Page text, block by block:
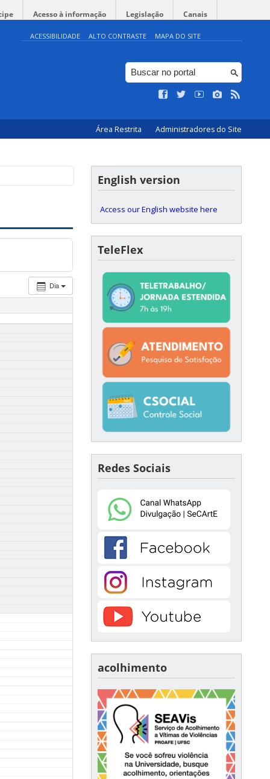
Acesso à informação Legislação Canais
ACESSIBILIDADE ALTO CONTRASTE MAPA DO SITE
Área Restrita Administradores do Site
Dia
English version
Access our English website here
TeleFlex
Redes Sociais
acolhimento